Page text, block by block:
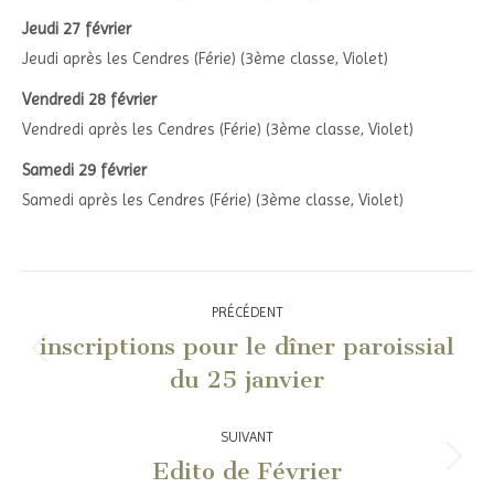
Jeudi 27 février
Jeudi après les Cendres (Férie) (3ème classe, Violet)
Vendredi 28 février
Vendredi après les Cendres (Férie) (3ème classe, Violet)
Samedi 29 février
Samedi après les Cendres (Férie) (3ème classe, Violet)
Navigation
article
PRÉCÉDENT
Article
précédent
inscriptions pour le dîner paroissial
du 25 janvier
SUIVANT
Article
Edito de Février